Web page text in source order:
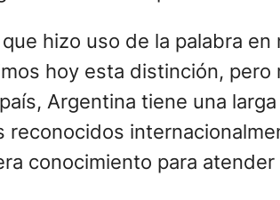
hizo uso de la palabra
hoy esta distinción,
Argentina tiene una
conocimiento para